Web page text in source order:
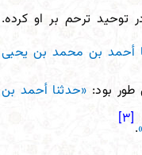
ترحم بر او کرده.
أحمد بن محمد بن یحیى
بود: «حدثنا أحمد بن
.
[۳]